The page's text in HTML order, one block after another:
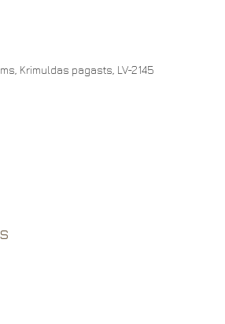
Krimuldas pagasts, LV-2145